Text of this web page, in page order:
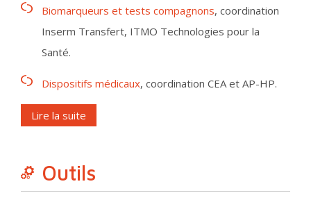
Biomarqueurs et tests compagnons, coordination
Inserm Transfert, ITMO Technologies pour la
Santé.
Dispositifs médicaux, coordination CEA et AP-HP.
Lire la suite
Outils